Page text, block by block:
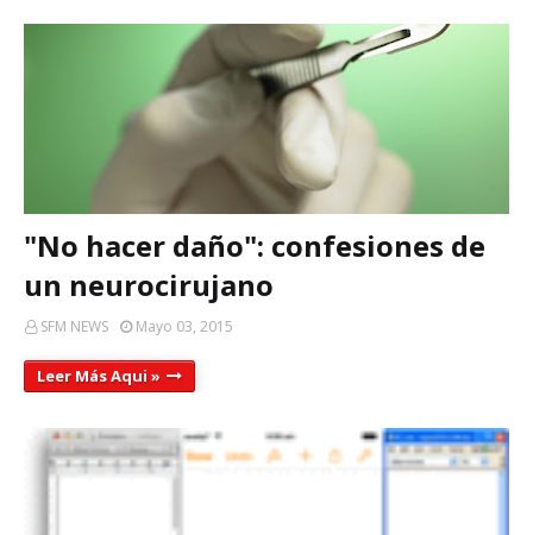
"No hacer daño": confesiones de
un neurocirujano
SFM NEWS Mayo 03, 2015
Leer Más Aqui »